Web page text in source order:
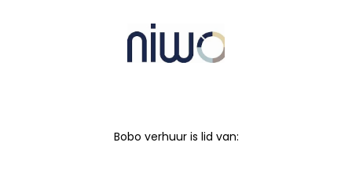
Bobo verhuur is lid van: